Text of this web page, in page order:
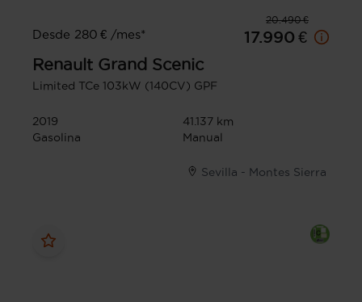
20.490 €
Desde 280 € /mes*
17.990 €
Renault Grand Scenic
Limited TCe 103kW (140CV) GPF
2019
41.137 km
Gasolina
Manual
Sevilla - Montes Sierra